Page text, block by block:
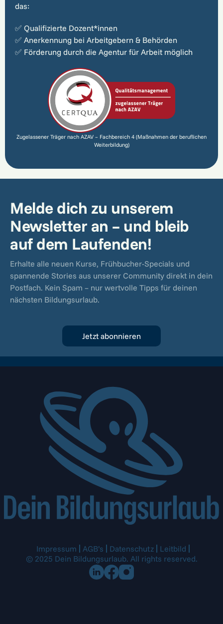
das:
✅ Qualifizierte Dozent*innen
✅ Anerkennung bei Arbeitgebern & Behörden
✅ Förderung durch die Agentur für Arbeit möglich
Zugelassener Träger nach AZAV – Fachbereich 4 (Maßnahmen der beruflichen
Weiterbildung)
Melde dich zu unserem
Newsletter an – und bleib
auf dem Laufenden!
Erhalte alle neuen Kurse, Frühbucher-Specials und
spannende Stories aus unserer Community direkt in dein
Postfach. Kein Spam – nur wertvolle Tipps für deinen
nächsten Bildungsurlaub.
Jetzt abonnieren
© 2025 Dein Bildungsurlaub. All rights reserved.
Impressum AGB’s Datenschutz Leitbild